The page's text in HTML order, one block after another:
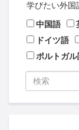
学びたい外国
中国語
ドイツ語
ポルトガル